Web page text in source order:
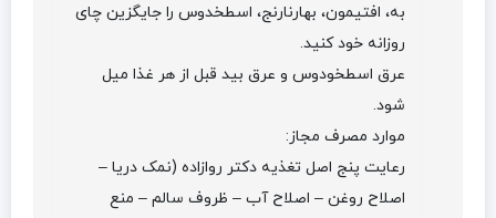
به، افتیمون، بهارنارنج، اسطخدوس را جایگزین چای
روزانه خود کنید.
عرق اسطخودوس و عرق بید قبل از هر غذا میل
شود.
موارد مصرف مجاز:
رعایت پنج اصل تغذیه دکتر روازاده (نمک دریا –
اصلاح روغن – اصلاح آب – ظروف سالم – منع